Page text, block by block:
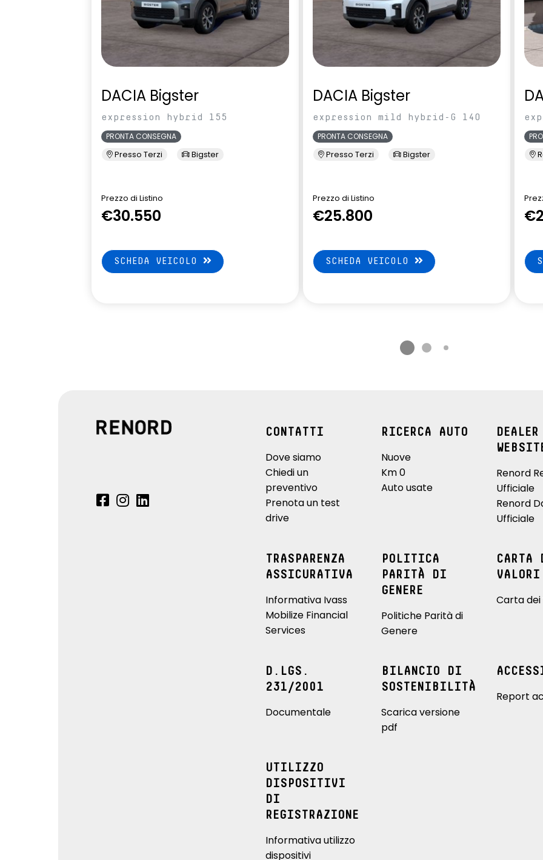
DACIA Bigster
expression hybrid 155
PRONTA CONSEGNA
Presso Terzi Bigster
Prezzo di Listino
€30.550
SCHEDA VEICOLO
DACIA Bigster
expression mild hybrid-G 140
PRONTA CONSEGNA
Presso Terzi Bigster
Prezzo di Listino
€25.800
SCHEDA VEICOLO
CONTATTI
Dove siamo
Chiedi un
preventivo
Prenota un test
drive
RICERCA AUTO
Nuove
Km 0
Auto usate
DEALER
Renord
Ufficiale
Renord
Ufficiale
TRASPARENZA
ASSICURATIVA
Informativa Ivass
Mobilize Financial
Services
POLITICA
PARITÀ DI
GENERE
Politiche Parità di
Genere
CARTA
VALORI
Carta dei
D.LGS.
231/2001
Documentale
BILANCIO DI
SOSTENIBILITÀ
Scarica versione
pdf
Report
UTILIZZO
DISPOSITIVI
DI
REGISTRAZIONE
Informativa utilizzo
dispositivi